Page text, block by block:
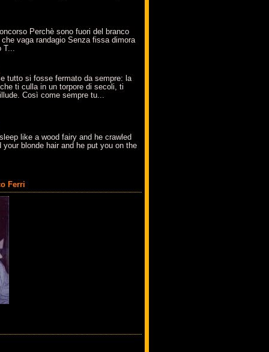
Perchè sono fuori del branco
vaga randagio Senza fissa dimora
T...
tutto si fosse fermato da sempre: la
ti culla in un torpore di secoli, ti
Così come sempre tu...
like a wood fairy and he crawled
blonde hair and he put you on the
Ferri